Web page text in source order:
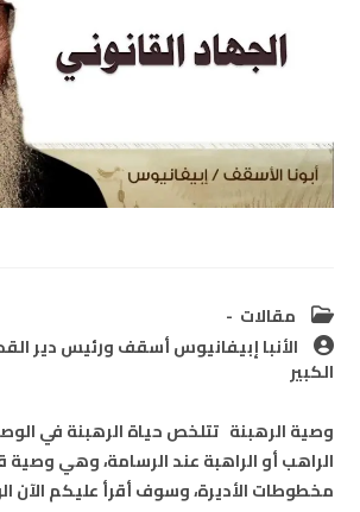
Post
category:
مقالات
Post
author:
الأنبا إبيفانيوس أسقف ورئيس دير
الكبير
وصية الرهبنة تتلخص حياة الرهبنة في
الراهب أو الراهبة عند الرسامة، وهي
مخطوطات الأديرة، وسوف أقرأ عليكم الآن